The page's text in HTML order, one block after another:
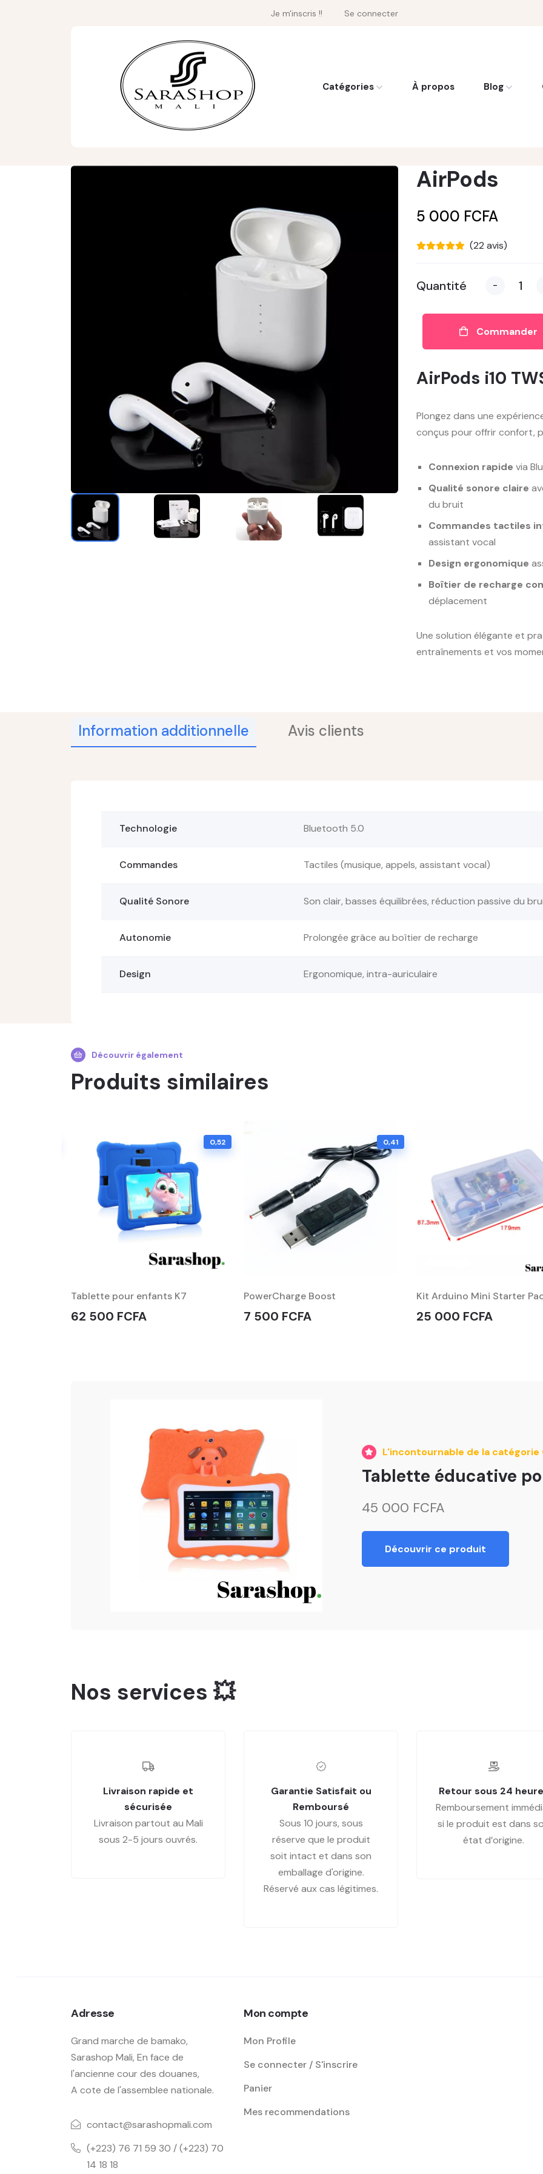
Je m'inscris !! Se connecter
Catégories À propos Blog
AirPods
5 000 FCFA
(22 avis)
Quantité -
Commander
AirPods i10
Plongez dans une
conçus pour offrir confort,
Connexion rapide via
Qualité sonore claire
du bruit
Commandes tactiles
assistant vocal
Design ergonomique
Boîtier de recharge
déplacement
Une solution élégante et
entraînements et vos
Information additionnelle Avis clients
Technologie Bluetooth 5.0
Commandes Tactiles (musique, appels, assistant vocal)
Qualité Sonore Son clair, basses équilibrées, réduction passive du
Autonomie Prolongée grâce au boîtier de recharge
Design Ergonomique, intra-auriculaire
Découvrir également
Produits similaires
0,52
Tablette pour enfants K7
62 500 FCFA
0,41
PowerCharge Boost
7 500 FCFA
Kit Arduino Mini Starter
25 000 FCFA
L'incontournable de la
Tablette éducative
45 000 FCFA
Découvrir ce produit
Nos services 💥
Livraison rapide et
sécurisée
Livraison partout au Mali
sous 2-5 jours ouvrés.
Garantie Satisfait ou
Remboursé
Sous 10 jours, sous
réserve que le produit
soit intact et dans son
emballage d'origine.
Réservé aux cas légitimes.
Retour sous 24
Remboursement
si le produit est dans
état d’origine.
Adresse
Grand marche de bamako,
Sarashop Mali, En face de
l'ancienne cour des douanes,
A cote de l'assemblee nationale.
contact@sarashopmali.com
(+223) 76 71 59 30 / (+223) 70
14 18 18
Mon compte
Mon Profile
Se connecter / S'inscrire
Panier
Mes recommendations